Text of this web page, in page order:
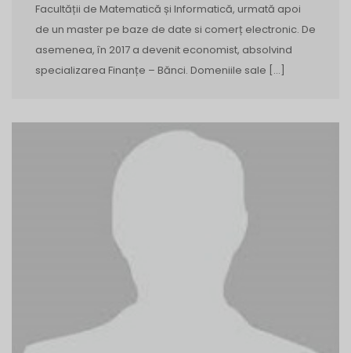
Facultății de Matematică și Informatică, urmată apoi
de un master pe baze de date si comerț electronic. De
asemenea, în 2017 a devenit economist, absolvind
specializarea Finanțe – Bănci. Domeniile sale […]